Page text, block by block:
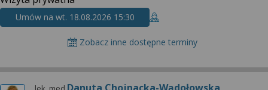
Umów na wt. 18.08.2026 15:30
Zobacz inne dostępne terminy